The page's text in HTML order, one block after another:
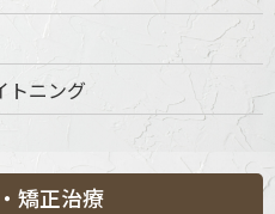
トニング
矯正治療